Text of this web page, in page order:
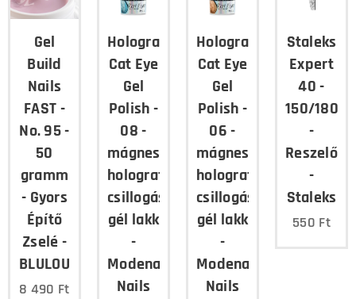
Gel
Build
Nails
FAST -
No. 95 -
50
gramm
- Gyors
Építő
Zselé -
BLULOU
8 490 Ft
Holographic
Cat Eye
Gel
Polish -
08 -
mágnesezhető,
holografikus
csillogású
gél lakk
-
Modena
Nails
Holographic
Cat Eye
Gel
Polish -
06 -
mágnesezhető,
holografikus
csillogású
gél lakk
-
Modena
Nails
Staleks
Expert
40 -
150/180
-
Reszelő
-
Staleks
550 Ft